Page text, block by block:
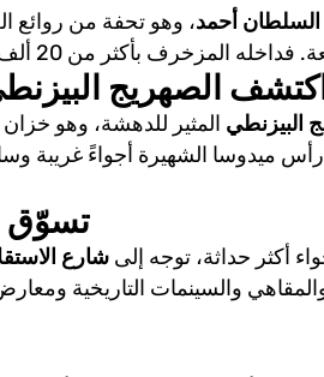
أحمد، وهو تحفة من روائع
6. اكتشف الصهريج
البيزنطي المثير للدهشة، وهو
ميدوسا الشهيرة أجواءً غريبة
7.
أكثر حداثة، توجه إلىشارع
والسينمات التاريخية